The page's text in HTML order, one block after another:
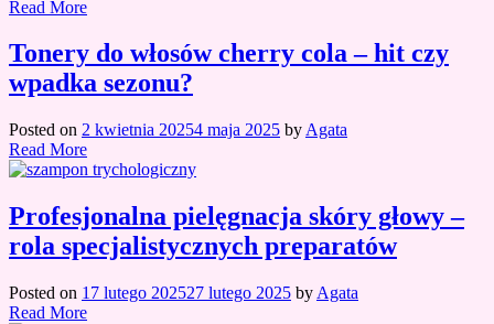
Read More
Tonery do włosów cherry cola – hit czy
wpadka sezonu?
Posted on 2 kwietnia 20254 maja 2025 by Agata
Read More
Profesjonalna pielęgnacja skóry głowy –
rola specjalistycznych preparatów
Posted on 17 lutego 202527 lutego 2025 by Agata
Read More